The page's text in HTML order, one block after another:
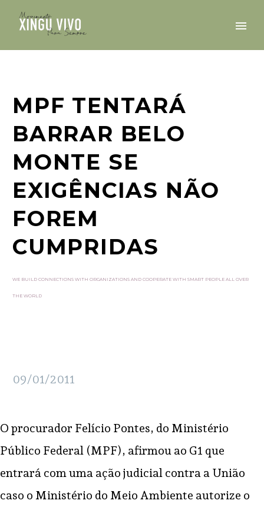
MPF TENTARÁ
BARRAR BELO
MONTE SE
EXIGÊNCIAS NÃO
FOREM
CUMPRIDAS
WE BUILD CONNECTIONS WITH ORGANIZATIONS AND COOPERATE WITH SMART PEOPLE ALL OVER
THE WORLD
09/01/2011
O procurador Felício Pontes, do Ministério
Público Federal (MPF), afirmou ao G1 que
entrará com uma ação judicial contra a União
caso o Ministério do Meio Ambiente autorize o